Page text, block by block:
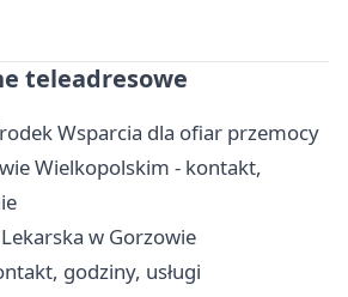
teleadresowe
Wsparcia dla ofiar przemocy
Wielkopolskim - kontakt,
w Gorzowie
godziny, usługi